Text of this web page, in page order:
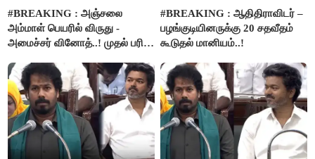
#BREAKING : அஞ்சலை
அம்மாள் பெயரில் விருது -
அமைச்சர் வினோத்..! முதல் பரிசு
#BREAKING : ஆதிதிராவிடர் –
பழங்குடியினருக்கு 20 சதவீதம்
கூடுதல் மானியம்..!